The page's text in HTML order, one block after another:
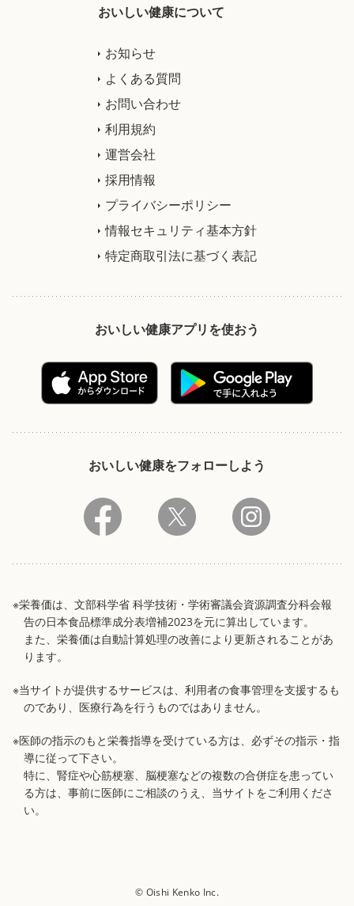
おいしい健康について
お知らせ
よくある質問
お問い合わせ
利用規約
運営会社
採用情報
プライバシーポリシー
情報セキュリティ基本方針
特定商取引法に基づく表記
おいしい健康アプリを使おう
おいしい健康をフォローしよう
※栄養価は、文部科学省 科学技術・学術審議会資源調査分科会報
告の日本食品標準成分表増補2023を元に算出しています。
また、栄養価は自動計算処理の改善により更新されることがあ
ります。
※当サイトが提供するサービスは、利用者の食事管理を支援するも
のであり、医療行為を行うものではありません。
※医師の指示のもと栄養指導を受けている方は、必ずその指示・指
導に従って下さい。
特に、腎症や心筋梗塞、脳梗塞などの複数の合併症を患ってい
る方は、事前に医師にご相談のうえ、当サイトをご利用くださ
い。
© Oishi Kenko Inc.